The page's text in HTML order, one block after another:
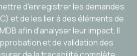
d'enregistrer les demandes
et de les lier à des éléments de
afin d'analyser leur impact. Il
et de validation des